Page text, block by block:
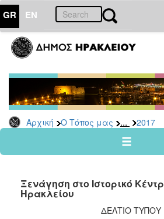
GR EN
Αρχική Ο Τόπος μας ... 2017
ΤΟΠΟΣ
ΜΑΣ
Ανακοινώσεις
Αρχείο
2026
2024
2022
Ξενάγηση στο Ιστορικό
Ηρακλείου
ΔΕΛΤΙΟ ΤΥΠΟΥ